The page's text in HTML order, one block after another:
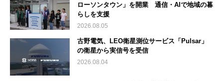
ローソンタウン」を開業 通信・AIで地域の暮
らしを支援
2026.08.05
古野電気、LEO衛星測位サービス「Pulsar」
の衛星から実信号を受信
2026.08.04